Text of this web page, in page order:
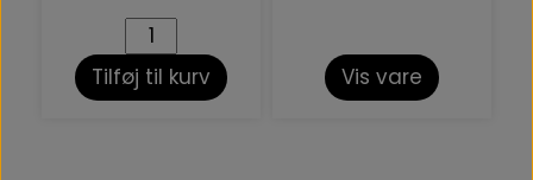
Tilføj til kurv Vis vare